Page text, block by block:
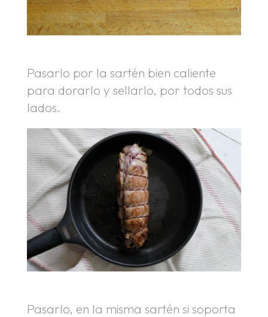
Pasarlo por la sartén bien caliente
para dorarlo y sellarlo, por todos sus
lados.
Pasarlo, en la misma sartén si soporta